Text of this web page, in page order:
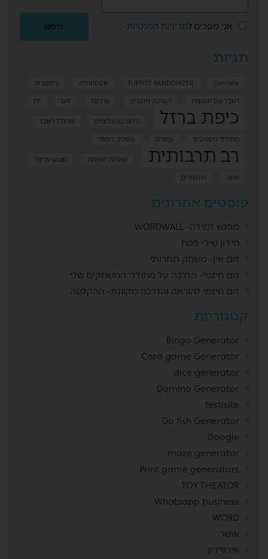
אני מסכים למדיניות הפרטיות
תגיות
FLIPPITY RANDOMIZER Genially אקטואליה
גימטריה
דאבל עם תמונות
הערכה חלופית וורדעל זום יויו
כיפת ברזל כלים טכנולוגיים
מחולל דאבל
מחוללי משחקים
משחק משחק כיתתי
רב תרבותית שאילת שאלות
שבוע עליות
שפה
תלמידים
פוסטים אחרונים
מפגש למידה- WORDWALL
חידון שירי פסח
זום אין- משחק תחרותי
זום חינמי- הדרכה על מחוללי המשחקים שלי
זום חינמי להוראה והדרכה מקוונת- ההקלטה
קטגוריות
Bingo Generator
Card game Generator
dice generator
Domino Generator
festisite
Go fish Generator
Google
maze generator
Print game generators
TOY THEATOR
Whatsapp business
WORD
אושר
אירוויזיון